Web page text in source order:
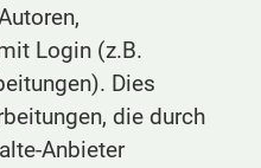
Login (z.B.
Dies
die durch
Anbieter